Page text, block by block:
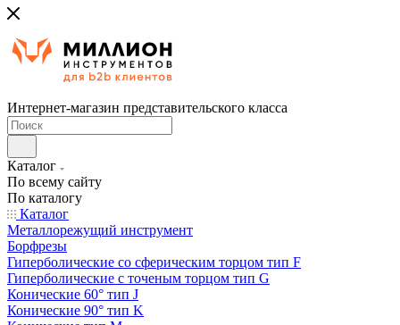
Интернет-магазин представительского класса
Каталог
По всему сайту
По каталогу
Каталог
Металлорежущий инструмент
Борфрезы
Гиперболические cо сферическим торцом тип F
Гиперболические с точеным торцом тип G
Конические 60° тип J
Конические 90° тип K